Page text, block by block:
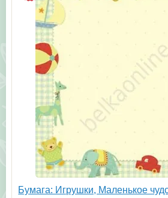
Бумага: Игрушки, Маленькое